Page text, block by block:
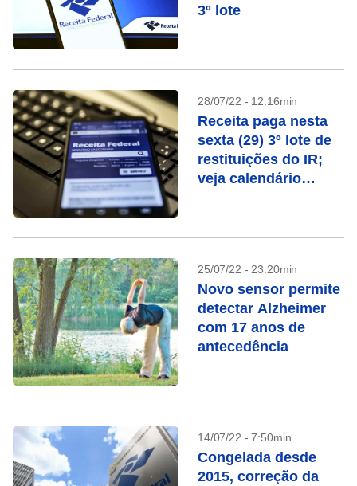
3º lote
28/07/22 - 12:16min
Receita paga nesta
sexta (29) 3º lote de
restituições do IR;
veja calendário
25/07/22 - 23:20min
Novo sensor permite
detectar Alzheimer
com 17 anos de
antecedência
14/07/22 - 7:50min
Congelada desde
2015, correção da